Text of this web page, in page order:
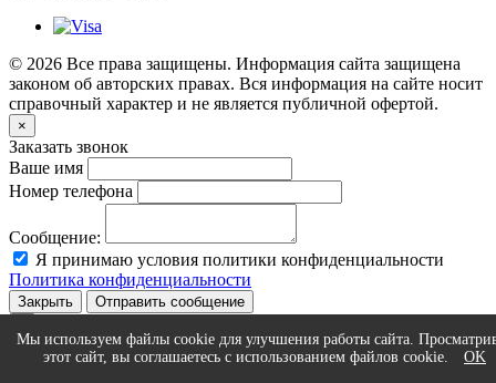
Мы используем файлы cookie для улучшения работы сайта.
этот сайт, вы соглашаетесь с использованием файлов cookie.
OK
© 2026 Все права защищены. Информация сайта защищена
законом об авторских правах. Вся информация на сайте носит
справочный характер и не является публичной офертой.
×
Заказать звонок
Ваше имя
Номер телефона
Сообщение:
Я принимаю условия политики конфиденциальности
Политика конфиденциальности
Закрыть
Отправить сообщение
Статус сообщения